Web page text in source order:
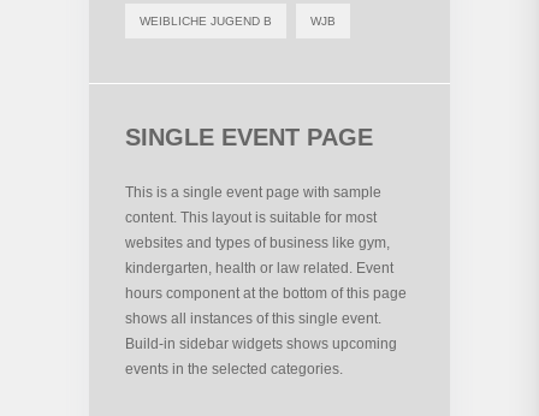
WEIBLICHE JUGEND B WJB
SINGLE EVENT PAGE
This is a single event page with sample
content. This layout is suitable for most
websites and types of business like gym,
kindergarten, health or law related. Event
hours component at the bottom of this page
shows all instances of this single event.
Build-in sidebar widgets shows upcoming
events in the selected categories.